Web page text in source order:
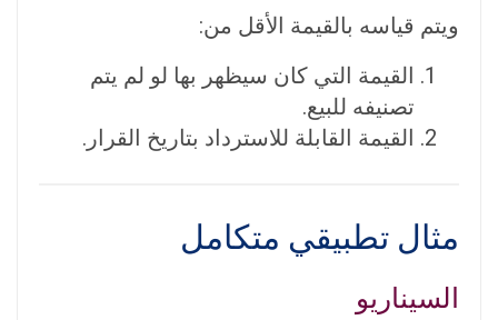
ويتم قياسه بالقيمة الأقل من:
القيمة التي كان سيظهر بها لو لم يتم
تصنيفه للبيع.
القيمة القابلة للاسترداد بتاريخ القرار.
مثال تطبيقي متكامل
السيناريو